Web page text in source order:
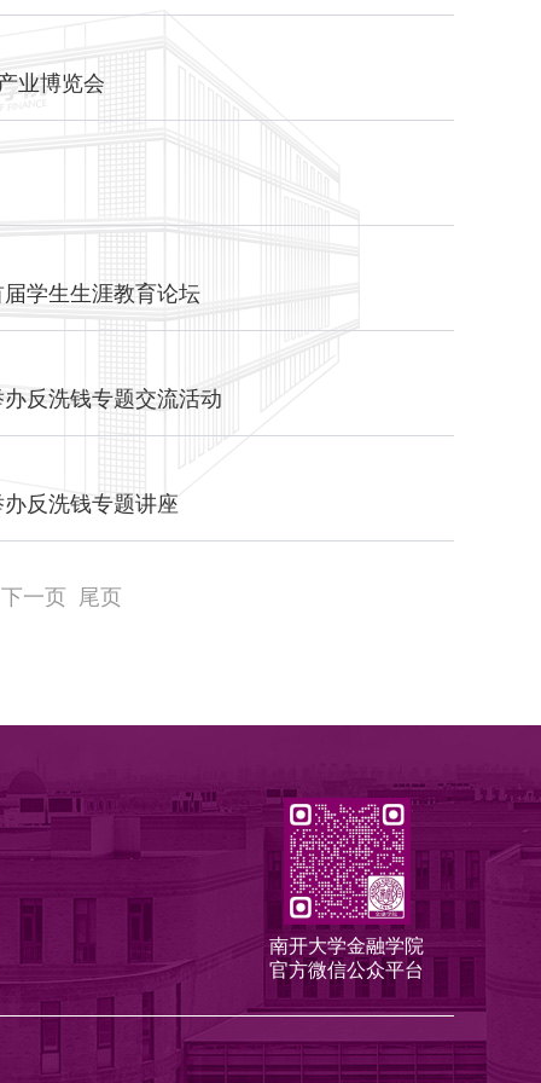
业博览会
学生生涯教育论坛
反洗钱专题交流活动
反洗钱专题讲座
下一页 尾页
南开大学金融学院
官方微信公众平台